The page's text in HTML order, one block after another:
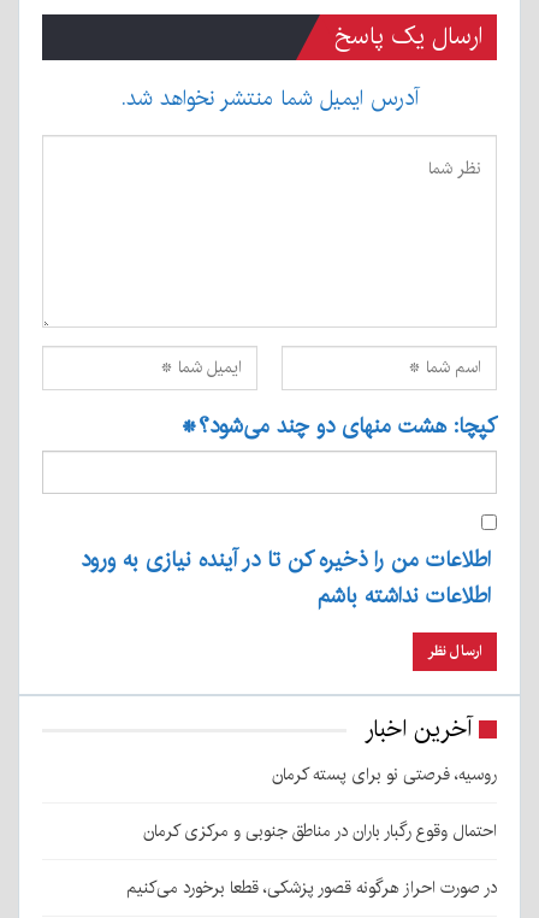
ارسال یک پاسخ
آدرس ایمیل شما منتشر نخواهد شد.
کپچا: هشت منهای دو چند می‌شود؟*
اطلاعات من را ذخیره کن تا در آینده نیازی به ورود
اطلاعات نداشته باشم
آخرین اخبار
روسیه، فرصتی نو برای پسته کرمان
احتمال وقوع رگبار باران در مناطق جنوبی و مرکزی کرمان
در صورت احراز هرگونه قصور پزشکی، قطعا برخورد می‌کنیم